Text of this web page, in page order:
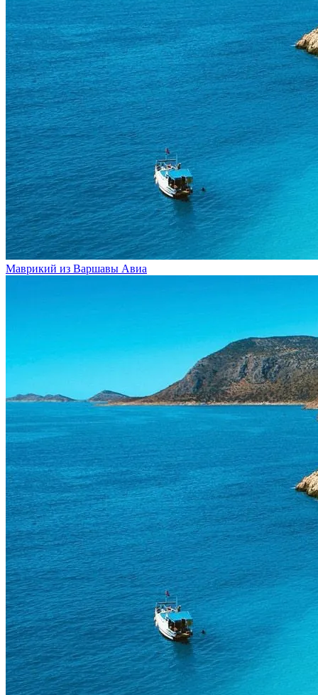
Маврикий из Варшавы Авиа